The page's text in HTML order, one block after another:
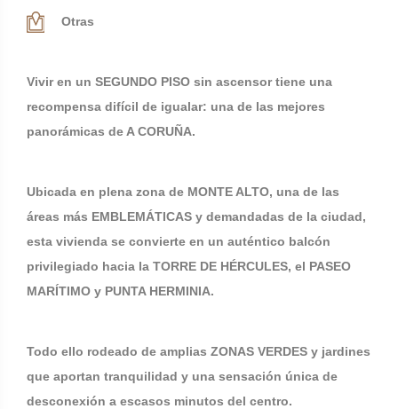
Otras
Vivir en un SEGUNDO PISO sin ascensor tiene una
recompensa difícil de igualar: una de las mejores
panorámicas de A CORUÑA.
Ubicada en plena zona de MONTE ALTO, una de las
áreas más EMBLEMÁTICAS y demandadas de la ciudad,
esta vivienda se convierte en un auténtico balcón
privilegiado hacia la TORRE DE HÉRCULES, el PASEO
MARÍTIMO y PUNTA HERMINIA.
Todo ello rodeado de amplias ZONAS VERDES y jardines
que aportan tranquilidad y una sensación única de
desconexión a escasos minutos del centro.